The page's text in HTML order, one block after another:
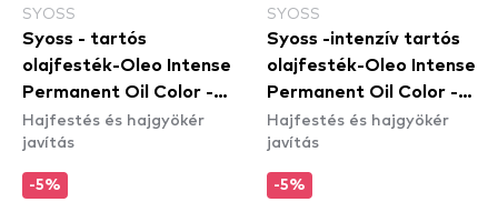
SYOSS
Syoss - tartós
olajfesték-Oleo Intense
Permanent Oil Color -
5-86 Sweet Brown
Hajfestés és hajgyökér
javítás
-5%
SYOSS
Syoss -intenzív tartós
olajfesték-Oleo Intense
Permanent Oil Color -
7-10 Natural Blond
Hajfestés és hajgyökér
javítás
-5%